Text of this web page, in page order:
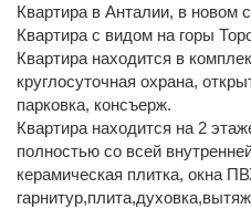
Квартира в Анталии, в новом
Квартира с видом на горы
Квартира находится в
круглосуточная охрана,
парковка, консъерж.
Квартира находится на 2
полностью со всей
керамическая плитка, окна